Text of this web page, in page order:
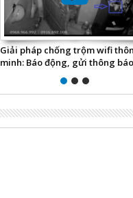
Giải pháp chống trộm wifi
minh: Báo động, gửi thông